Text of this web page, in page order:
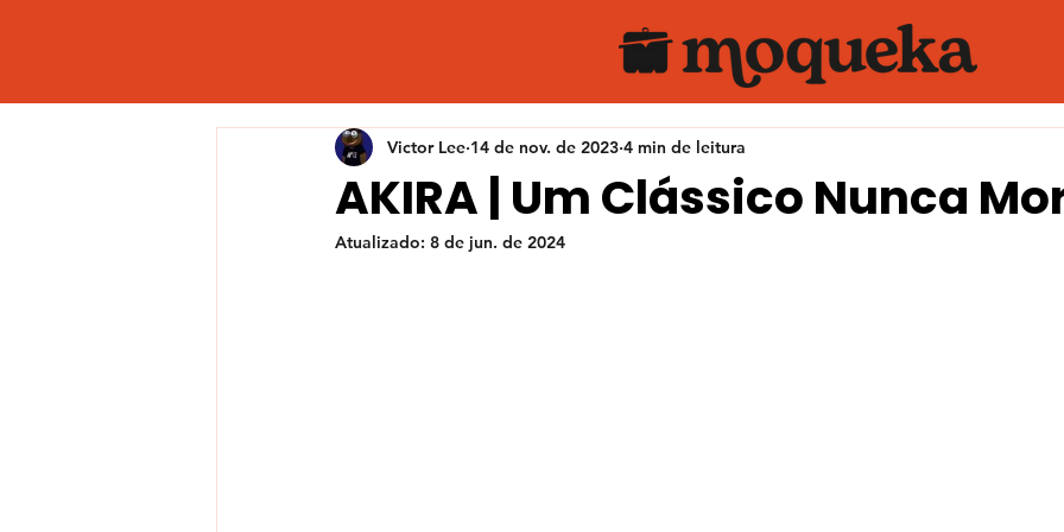
AKIRA | Um Clássico Nunca
Victor Lee 14 de nov. de 2023 4 min de leitura
Atualizado: 8 de jun. de 2024